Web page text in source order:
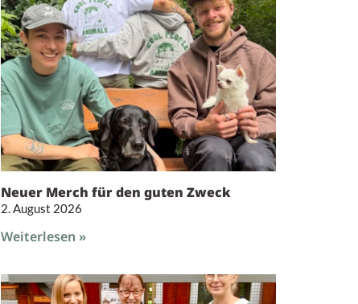
Neuer Merch für den guten Zweck
2. August 2026
Weiterlesen »